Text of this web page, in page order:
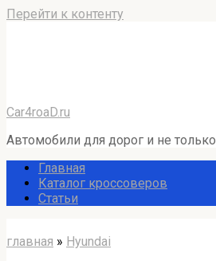
Перейти к контенту
Car4roaD.ru
Автомобили для дорог и не только
Главная
Каталог кроссоверов
Статьи
главная » Hyundai